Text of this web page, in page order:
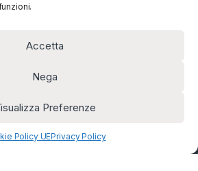
Accetta
Nega
Preferenze
Policy UEPrivacy Policy
qualche domanda?
Chiamaci!
+39 031 890624